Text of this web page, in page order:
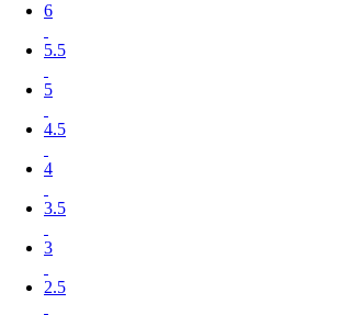
6
5.5
5
4.5
4
3.5
3
2.5